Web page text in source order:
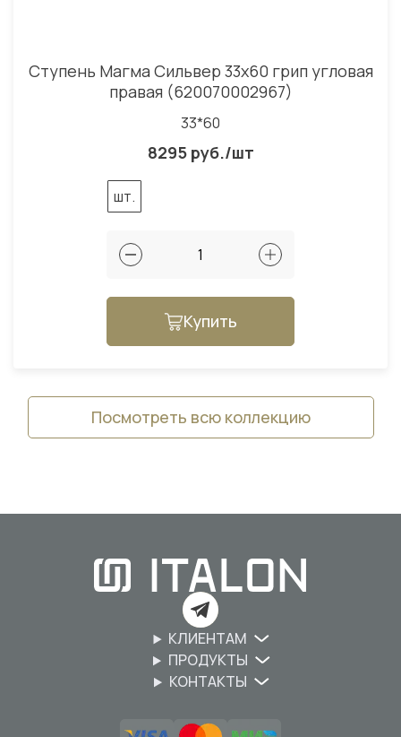
Ступень Магма Сильвер 33x60 грип угловая
правая (620070002967)
33*60
8295 руб./шт
шт.
Купить
Посмотреть всю коллекцию
КЛИЕНТАМ
ПРОДУКТЫ
КОНТАКТЫ